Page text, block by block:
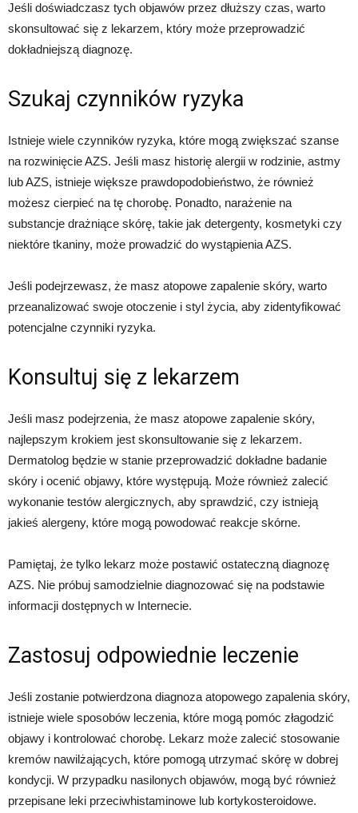
Jeśli doświadczasz tych objawów przez dłuższy czas, warto
skonsultować się z lekarzem, który może przeprowadzić
dokładniejszą diagnozę.
Szukaj czynników ryzyka
Istnieje wiele czynników ryzyka, które mogą zwiększać szanse
na rozwinięcie AZS. Jeśli masz historię alergii w rodzinie, astmy
lub AZS, istnieje większe prawdopodobieństwo, że również
możesz cierpieć na tę chorobę. Ponadto, narażenie na
substancje drażniące skórę, takie jak detergenty, kosmetyki czy
niektóre tkaniny, może prowadzić do wystąpienia AZS.
Jeśli podejrzewasz, że masz atopowe zapalenie skóry, warto
przeanalizować swoje otoczenie i styl życia, aby zidentyfikować
potencjalne czynniki ryzyka.
Konsultuj się z lekarzem
Jeśli masz podejrzenia, że masz atopowe zapalenie skóry,
najlepszym krokiem jest skonsultowanie się z lekarzem.
Dermatolog będzie w stanie przeprowadzić dokładne badanie
skóry i ocenić objawy, które występują. Może również zalecić
wykonanie testów alergicznych, aby sprawdzić, czy istnieją
jakieś alergeny, które mogą powodować reakcje skórne.
Pamiętaj, że tylko lekarz może postawić ostateczną diagnozę
AZS. Nie próbuj samodzielnie diagnozować się na podstawie
informacji dostępnych w Internecie.
Zastosuj odpowiednie leczenie
Jeśli zostanie potwierdzona diagnoza atopowego zapalenia skóry,
istnieje wiele sposobów leczenia, które mogą pomóc złagodzić
objawy i kontrolować chorobę. Lekarz może zalecić stosowanie
kremów nawilżających, które pomogą utrzymać skórę w dobrej
kondycji. W przypadku nasilonych objawów, mogą być również
przepisane leki przeciwhistaminowe lub kortykosteroidowe.